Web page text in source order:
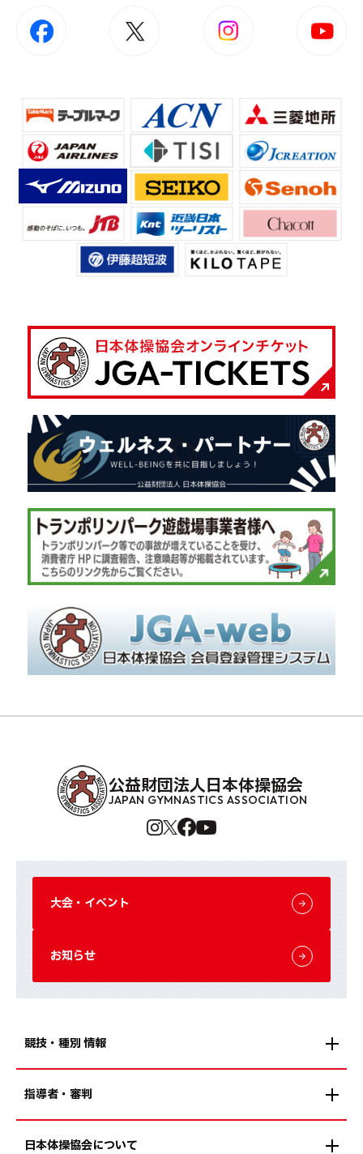
公益財団法人日本体操協会
JAPAN GYMNASTICS ASSOCIATION
大会・イベント
お知らせ
競技・種別 情報
指導者・審判
日本体操協会について